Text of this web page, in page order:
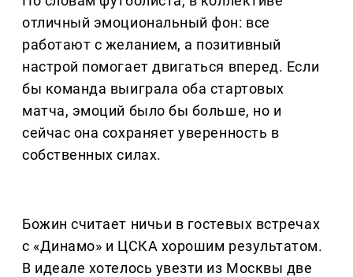
отличный эмоциональный фон: все
работают с желанием, а позитивный
настрой помогает двигаться вперед. Если
бы команда выиграла оба стартовых
матча, эмоций было бы больше, но и
сейчас она сохраняет уверенность в
собственных силах.
Божин считает ничьи в гостевых встречах
с «Динамо» и ЦСКА хорошим результатом.
В идеале хотелось увезти из Москвы две